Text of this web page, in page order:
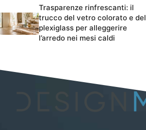
Trasparenze rinfrescanti: il
trucco del vetro colorato e del
plexiglass per alleggerire
l’arredo nei mesi caldi